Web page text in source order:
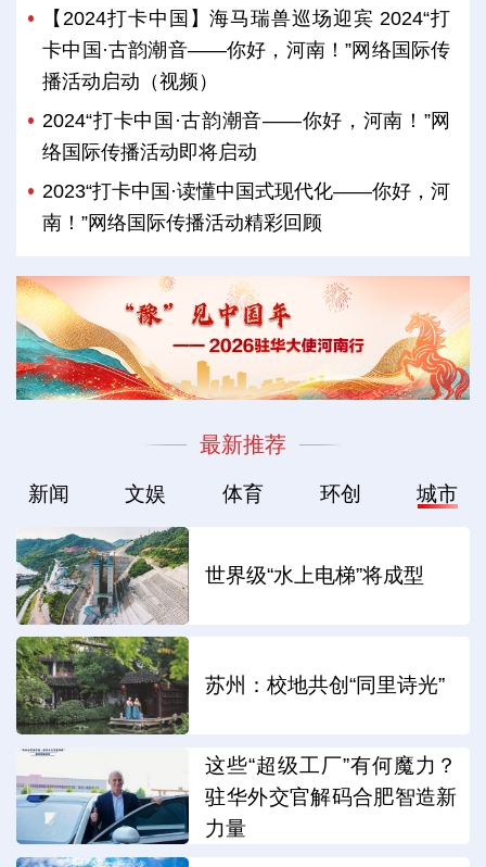
【2024打卡中国】海马瑞兽巡场迎宾 2024“打
卡中国·古韵潮音——你好，河南！”网络国际传
播活动启动（视频）
2024“打卡中国·古韵潮音——你好，河南！”网
络国际传播活动即将启动
2023“打卡中国·读懂中国式现代化——你好，河
南！”网络国际传播活动精彩回顾
最新推荐
新闻 文娱 体育 环创 城市
世界级“水上电梯”将成型
苏州：校地共创“同里诗光”
这些“超级工厂”有何魔力？
驻华外交官解码合肥智造新
力量